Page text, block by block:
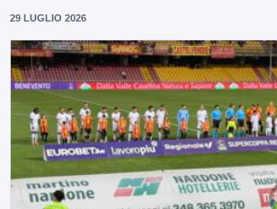
29 LUGLIO 2026